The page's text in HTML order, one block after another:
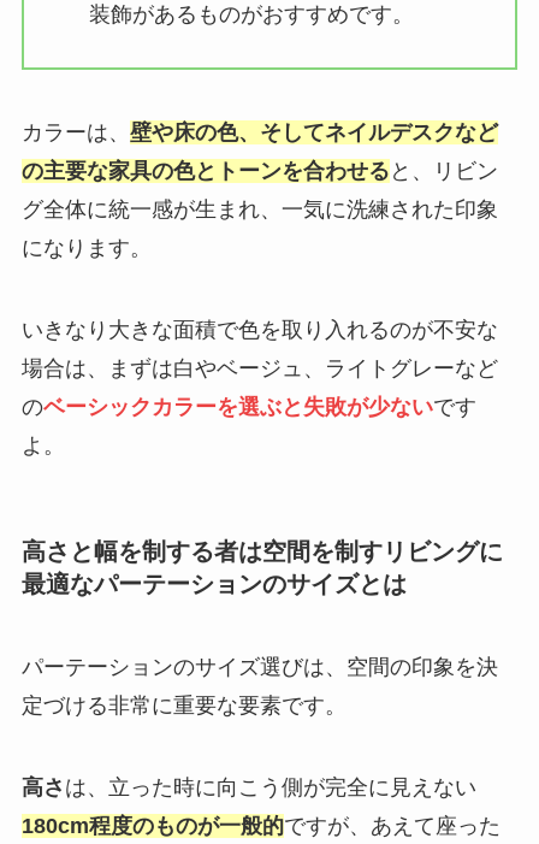
装飾があるものがおすすめです。
カラーは、 壁や床の色、そしてネイルデスクなど
の主要な家具の色とトーンを合わせる と、リビン
グ全体に統一感が生まれ、一気に洗練された印象
になります。
いきなり大きな面積で色を取り入れるのが不安な
場合は、まずは白やベージュ、ライトグレーなど
のベーシックカラーを選ぶと失敗が少ないです
よ。
高さと幅を制する者は空間を制すリビングに
最適なパーテーションのサイズとは
パーテーションのサイズ選びは、空間の印象を決
定づける非常に重要な要素です。
高さ は、立った時に向こう側が完全に見えない
180cm程度のものが一般的ですが、あえて座った